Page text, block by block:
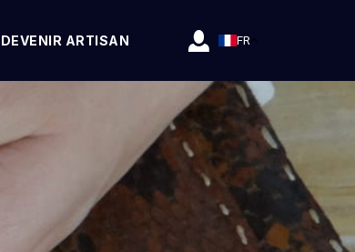
DEVENIR ARTISAN FR